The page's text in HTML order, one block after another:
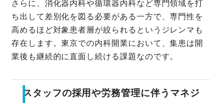
さらに、消化器内科や循環器内科など専門領域を打
ち出して差別化を図る必要がある一方で、専門性を
高めるほど対象患者層が絞られるというジレンマも
存在します。東京での内科開業において、集患は開
業後も継続的に直面し続ける課題なのです。
スタッフの採用や労務管理に伴うマネジ